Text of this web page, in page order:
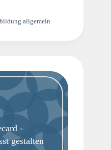
allgemein
-
gestalten